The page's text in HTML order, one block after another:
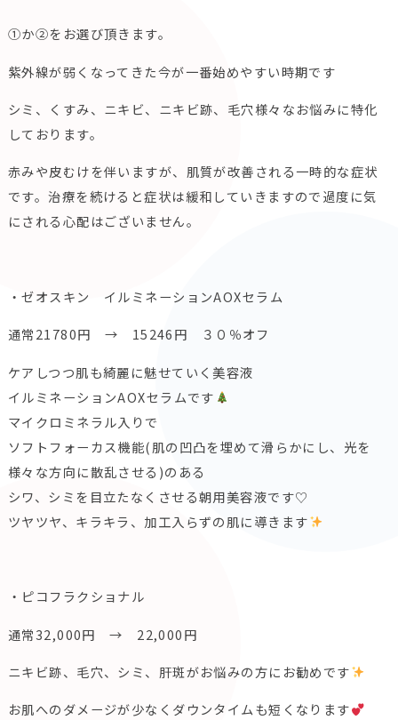
①か②をお選び頂きます。
紫外線が弱くなってきた今が一番始めやすい時期です
シミ、くすみ、ニキビ、ニキビ跡、毛穴様々なお悩みに特化
しております。
赤みや皮むけを伴いますが、肌質が改善される一時的な症状
です。治療を続けると症状は緩和していきますので過度に気
にされる心配はございません。
・ゼオスキン イルミネーションAOXセラム
通常21780円 → 15246円 ３０％オフ
ケアしつつ肌も綺麗に魅せていく美容液
イルミネーションAOXセラムです‎
マイクロミネラル入りで
ソフトフォーカス機能(肌の凹凸を埋めて滑らかにし、光を
様々な方向に散乱させる)のある
シワ、シミを目立たなくさせる朝用美容液です♡
ツヤツヤ、キラキラ、加工入らずの肌に導きます
・ピコフラクショナル
通常32,000円 → 22,000円
ニキビ跡、毛穴、シミ、肝斑がお悩みの方にお勧めです
お肌へのダメージが少なくダウンタイムも短くなります